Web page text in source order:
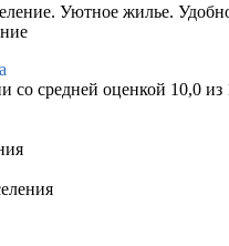
Уютное жилье.
со средней оценкой 10,0 из